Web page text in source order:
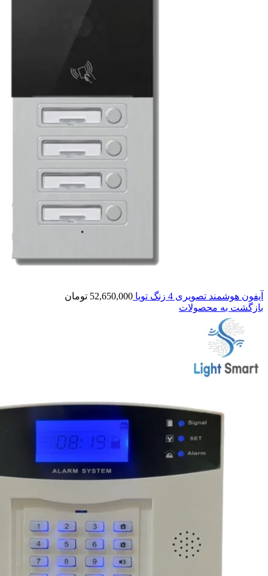
آیفون هوشمند تصویری 4 زنگ تویا 52,650,000 تومان
بازگشت به محصولات